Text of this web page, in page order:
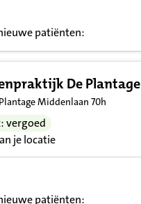
patiënten:
De Plantage
Middenlaan 70h
vergoed
je locatie
patiënten: